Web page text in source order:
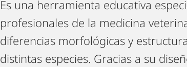
Es una herramienta educativa
profesionales de la medicina
diferencias morfológicas y
distintas especies. Gracias a su